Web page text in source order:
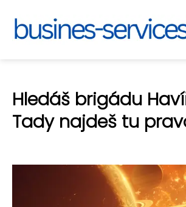
Hledáš brigádu
Tady najdeš tu